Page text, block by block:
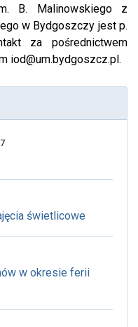
B. Malinowskiego z
w Bydgoszczy jest p.
za pośrednictwem
iod@um.bydgoszcz.pl.
świetlicowe
w okresie ferii